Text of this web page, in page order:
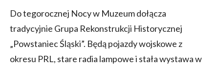
Do tegorocznej Nocy w Muzeum dołącza
tradycyjnie Grupa Rekonstrukcji Historycznej
„Powstaniec Śląski”. Będą pojazdy wojskowe z
okresu PRL, stare radia lampowe i stała wystawa w